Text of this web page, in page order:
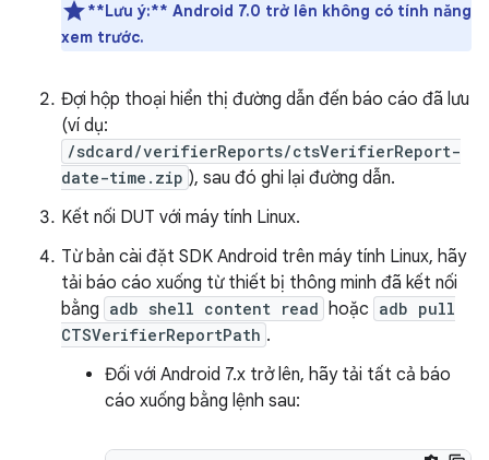
**Lưu ý:** Android 7.0 trở lên không có tính năng
xem trước.
Đợi hộp thoại hiển thị đường dẫn đến báo cáo đã lưu
(ví dụ:
/sdcard/verifierReports/ctsVerifierReport-
date-time.zip ), sau đó ghi lại đường dẫn.
Kết nối DUT với máy tính Linux.
Từ bản cài đặt SDK Android trên máy tính Linux, hãy
tải báo cáo xuống từ thiết bị thông minh đã kết nối
bằng adb shell content read hoặc adb pull
CTSVerifierReportPath .
Đối với Android 7.x trở lên, hãy tải tất cả báo
cáo xuống bằng lệnh sau: